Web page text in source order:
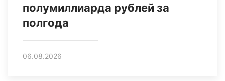
полумиллиарда рублей за
полгода
06.08.2026